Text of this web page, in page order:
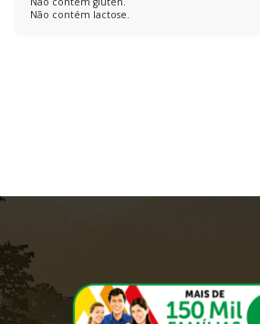
Não contém lactose.